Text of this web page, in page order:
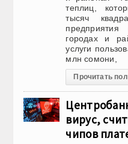
теплиц,
тысяч
городах и
услуги
млн сомони,
Прочитать
вирус,
чипов